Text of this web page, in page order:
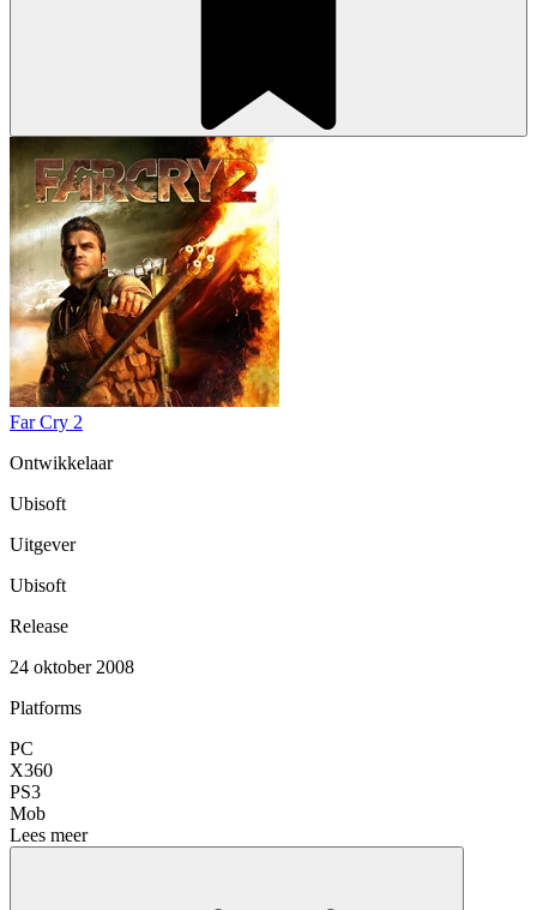
Far Cry 2
Ontwikkelaar
Ubisoft
Uitgever
Ubisoft
Release
24 oktober 2008
Platforms
PC
X360
PS3
Mob
Lees meer